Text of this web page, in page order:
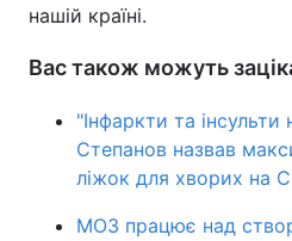
нашій країні.
Вас також можуть
"Інфаркти та інсульти
Степанов назвав
ліжок для хворих на
МОЗ працює над